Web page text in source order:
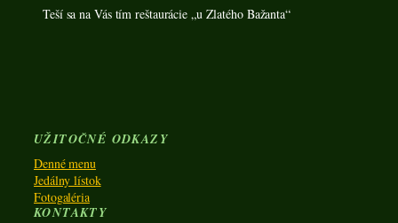
Teší sa na Vás tím reštaurácie „u Zlatého Bažanta“
UŽITOČNÉ ODKAZY
Denné menu
Jedálny lístok
Fotogaléria
KONTAKTY